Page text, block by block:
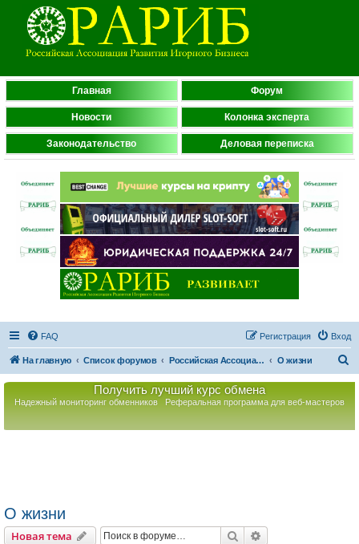
Главная Форум
Новости Колонка эксперта
Законодательство Деловая переписка
FAQ Вход
Регистрация
На главную Список форумов Российская Ассоциация Развития Игорного Бизнеса О жизни
Получить лучший курс обмена
Надежный мониторинг обменников Реферальная программа для веб-мастеров
О жизни
Новая тема Поиск